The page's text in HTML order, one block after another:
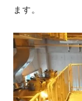
ます。